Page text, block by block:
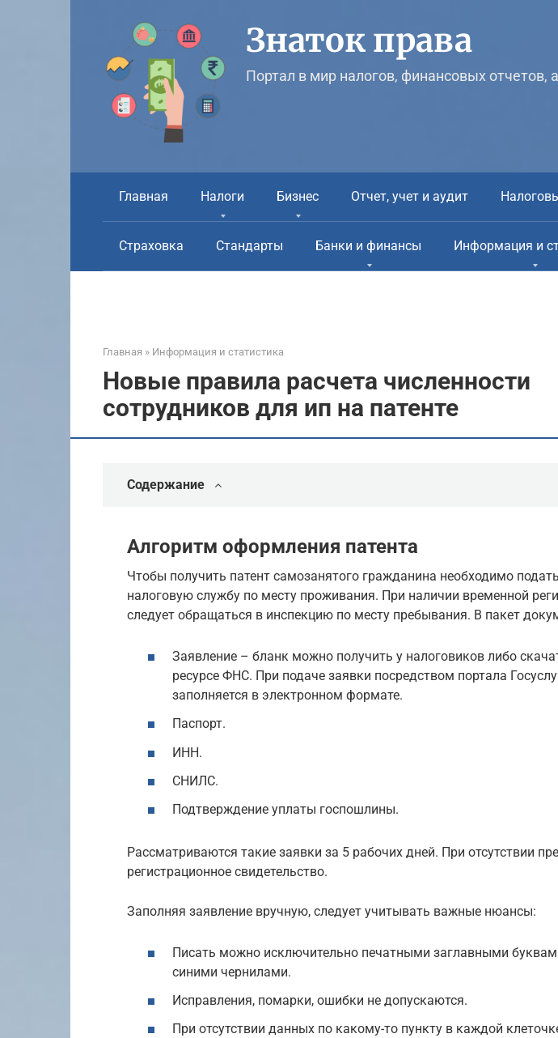
Знаток права
Портал в мир налогов, финансовых отчетов,
Главная Налоги Бизнес Отчет, учет и аудит
Страховка Стандарты Банки и финансы Информация и
Главная » Информация и статистика
Новые правила расчета численности
сотрудников для ип на патенте
Содержание
Алгоритм оформления патента
Чтобы получить патент самозанятого гражданина необходимо
налоговую службу по месту проживания. При наличии временной
следует обращаться в инспекцию по месту пребывания. В пакет
Заявление – бланк можно получить у налоговиков либо
ресурсе ФНС. При подаче заявки посредством портала
заполняется в электронном формате.
Паспорт.
ИНН.
СНИЛС.
Подтверждение уплаты госпошлины.
Рассматриваются такие заявки за 5 рабочих дней. При отсутствии
регистрационное свидетельство.
Заполняя заявление вручную, следует учитывать важные нюансы:
Писать можно исключительно печатными заглавными
синими чернилами.
Исправления, помарки, ошибки не допускаются.
При отсутствии данных по какому-то пункту в каждой